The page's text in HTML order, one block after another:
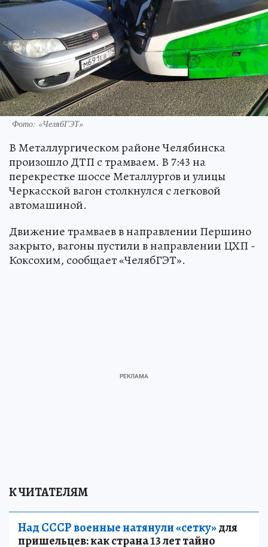
Фото: «ЧелябГЭТ»
В Металлургическом районе Челябинска
произошло ДТП с трамваем. В 7:43 на
перекрестке шоссе Металлургов и улицы
Черкасской вагон столкнулся с легковой
автомашиной.
Движение трамваев в направлении Першино
закрыто, вагоны пустили в направлении ЦХП -
Коксохим, сообщает «ЧелябГЭТ».
К ЧИТАТЕЛЯМ
Над СССР военные натянули «сетку»для
пришельцев: как страна 13 лет тайно